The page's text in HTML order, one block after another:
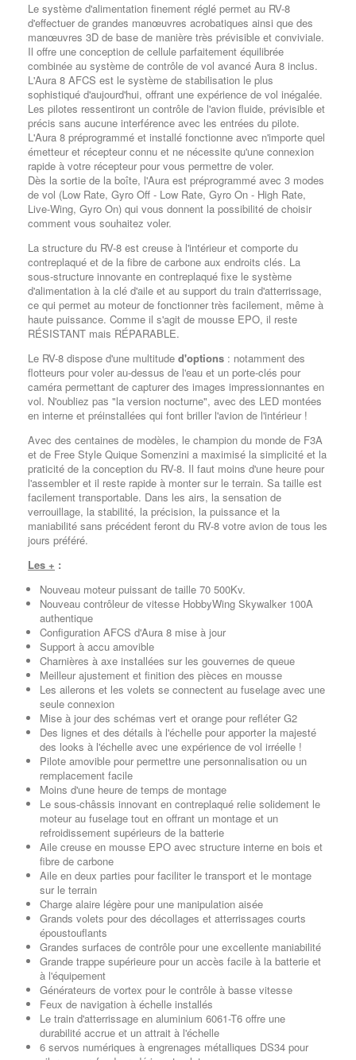
Le système d'alimentation finement réglé permet au RV-8
d'effectuer de grandes manœuvres acrobatiques ainsi que des
manœuvres 3D de base de manière très prévisible et conviviale.
Il offre une conception de cellule parfaitement équilibrée
combinée au système de contrôle de vol avancé Aura 8 inclus.
L'Aura 8 AFCS est le système de stabilisation le plus
sophistiqué d'aujourd'hui, offrant une expérience de vol inégalée.
Les pilotes ressentiront un contrôle de l'avion fluide, prévisible et
précis sans aucune interférence avec les entrées du pilote.
L'Aura 8 préprogrammé et installé fonctionne avec n'importe quel
émetteur et récepteur connu et ne nécessite qu'une connexion
rapide à votre récepteur pour vous permettre de voler.
Dès la sortie de la boîte, l'Aura est préprogrammé avec 3 modes
de vol (Low Rate, Gyro Off - Low Rate, Gyro On - High Rate,
Live-Wing, Gyro On) qui vous donnent la possibilité de choisir
comment vous souhaitez voler.
La structure du RV-8 est creuse à l'intérieur et comporte du
contreplaqué et de la fibre de carbone aux endroits clés. La
sous-structure innovante en contreplaqué fixe le système
d'alimentation à la clé d'aile et au support du train d'atterrissage,
ce qui permet au moteur de fonctionner très facilement, même à
haute puissance. Comme il s'agit de mousse EPO, il reste
RÉSISTANT mais RÉPARABLE.
Le RV-8 dispose d'une multitude d'options : notamment des
flotteurs pour voler au-dessus de l'eau et un porte-clés pour
caméra permettant de capturer des images impressionnantes en
vol. N'oubliez pas "la version nocturne", avec des LED montées
en interne et préinstallées qui font briller l'avion de l'intérieur !
Avec des centaines de modèles, le champion du monde de F3A
et de Free Style Quique Somenzini a maximisé la simplicité et la
praticité de la conception du RV-8. Il faut moins d'une heure pour
l'assembler et il reste rapide à monter sur le terrain. Sa taille est
facilement transportable. Dans les airs, la sensation de
verrouillage, la stabilité, la précision, la puissance et la
maniabilité sans précédent feront du RV-8 votre avion de tous les
jours préféré.
Les + :
Nouveau moteur puissant de taille 70 500Kv.
Nouveau contrôleur de vitesse HobbyWing Skywalker 100A
authentique
Configuration AFCS d'Aura 8 mise à jour
Support à accu amovible
Charnières à axe installées sur les gouvernes de queue
Meilleur ajustement et finition des pièces en mousse
Les ailerons et les volets se connectent au fuselage avec une
seule connexion
Mise à jour des schémas vert et orange pour refléter G2
Des lignes et des détails à l'échelle pour apporter la majesté
des looks à l'échelle avec une expérience de vol irréelle !
Pilote amovible pour permettre une personnalisation ou un
remplacement facile
Moins d'une heure de temps de montage
Le sous-châssis innovant en contreplaqué relie solidement le
moteur au fuselage tout en offrant un montage et un
refroidissement supérieurs de la batterie
Aile creuse en mousse EPO avec structure interne en bois et
fibre de carbone
Aile en deux parties pour faciliter le transport et le montage
sur le terrain
Charge alaire légère pour une manipulation aisée
Grands volets pour des décollages et atterrissages courts
époustouflants
Grandes surfaces de contrôle pour une excellente maniabilité
Grande trappe supérieure pour un accès facile à la batterie et
à l'équipement
Générateurs de vortex pour le contrôle à basse vitesse
Feux de navigation à échelle installés
Le train d'atterrissage en aluminium 6061-T6 offre une
durabilité accrue et un attrait à l'échelle
6 servos numériques à engrenages métalliques DS34 pour